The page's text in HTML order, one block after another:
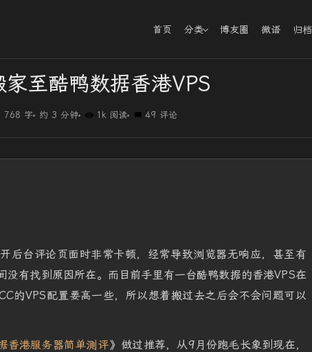
首页 分类 博友圈 微语 归档
至酷鸭数据香港VPS
768 字 约 3 分钟 1k 阅读 49 评论
后台评论页面时非常卡顿，经常导致浏览器无响应，甚至有
没有找到原因所在。而目前手里有一台酷鸭数据的香港VPS在
的VPS配置要高一些，所以想着搬过去之后会不会问题可以
香港服务器简单测评》做过推荐，从9月份跑毛长象到现在，